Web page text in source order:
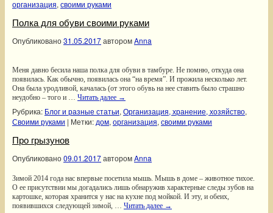
организация, своими руками
Полка для обуви своими руками
Опубликовано31.05.2017авторомAnna
Меня давно бесила наша полка для обуви в тамбуре. Не помню, откуда она
появилась. Как обычно, появилась она “на время”. И прожила несколько лет.
Она была уродливой, качалась (от этого обувь на нее ставить было страшно
неудобно – того и … Читать далее →
Рубрика: Блог и разные статьи, Организация, хранение, хозяйство,
Своими руками | Метки: дом, организация, своими руками
Про грызунов
Опубликовано09.01.2017авторомAnna
Зимой 2014 года нас впервые посетила мышь. Мышь в доме – животное тихое.
О ее присутствии мы догадались лишь обнаружив характерные следы зубов на
картошке, которая хранится у нас на кухне под мойкой. И эту, и обеих,
появившихся следующей зимой, … Читать далее →